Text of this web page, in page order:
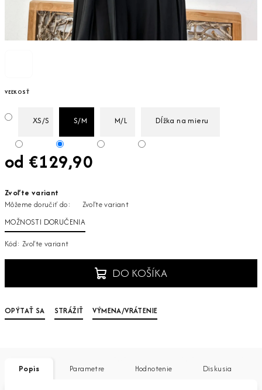
VEĽKOSŤ
XS/S S/M M/L Dĺžka na mieru
od €129,90
cena:
Zvoľte variant
Môžeme doručiť do:
Zvoľte variant
MOŽNOSTI DORUČENIA
Kód: Zvoľte variant
DO KOŠÍKA
OPÝTAŤ SA STRÁŽIŤ VÝMENA/VRÁTENIE
Popis Parametre Hodnotenie Diskusia